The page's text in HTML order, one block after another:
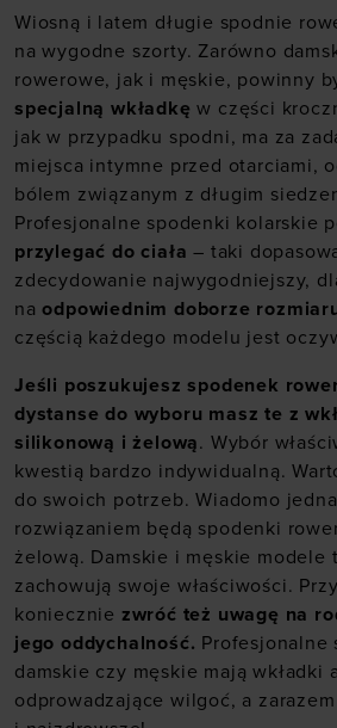
Wiosną i latem długie spodnie
na wygodne szorty. Zarówno
rowerowe, jak i męskie, powinny
specjalną wkładkę w części
jak w przypadku spodni, ma za
miejsca intymne przed otarciami,
bólem związanym z długim
Profesjonalne spodenki kolarskie
przylegać do ciała – taki
zdecydowanie najwygodniejszy,
naodpowiednim doborze
częścią każdego modelu jest
Jeśli poszukujesz spodenek
dystanse do wyboru masz te z
silikonową i żelową. Wybór
kwestią bardzo indywidualną.
do swoich potrzeb. Wiadomo
rozwiązaniem będą spodenki
żelową. Damskie i męskie modele
zachowują swoje właściwości.
koniecznie zwróć też uwagę na
jego oddychalność. Profesjonalne
damskie czy męskie mają wkładki
odprowadzające wilgoć, a